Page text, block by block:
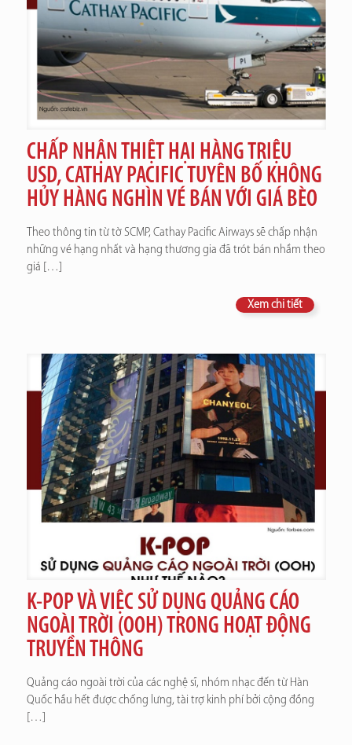
CHẤP NHẬN THIỆT HẠI HÀNG TRIỆU
USD, CATHAY PACIFIC TUYÊN BỐ KHÔNG
HỦY HÀNG NGHÌN VÉ BÁN VỚI GIÁ BÈO
Theo thông tin từ tờ SCMP, Cathay Pacific Airways sẽ chấp nhận
những vé hạng nhất và hạng thương gia đã trót bán nhầm theo
giá […]
Xem chi tiết
K-POP VÀ VIỆC SỬ DỤNG QUẢNG CÁO
NGOÀI TRỜI (OOH) TRONG HOẠT ĐỘNG
TRUYỀN THÔNG
Quảng cáo ngoài trời của các nghệ sĩ, nhóm nhạc đến từ Hàn
Quốc hầu hết được chống lưng, tài trợ kinh phí bởi cộng đồng
[…]